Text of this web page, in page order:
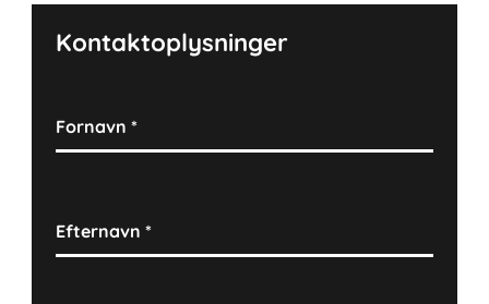
Kontaktoplysninger
Fornavn*
Efternavn*